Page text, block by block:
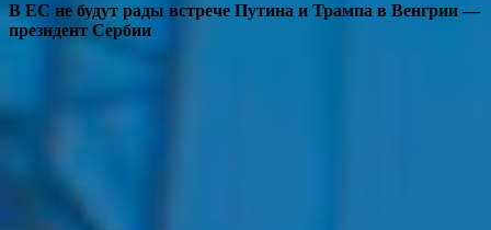
В ЕС не будут рады встрече Путина и Трампа в Венгрии —
президент Сербии